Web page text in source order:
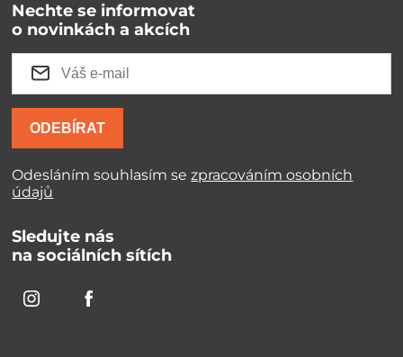
Nechte se informovat
o novinkách a akcích
ODEBÍRAT
Odesláním souhlasím sezpracováním osobních
údajů
Sledujte nás
na sociálních sítích